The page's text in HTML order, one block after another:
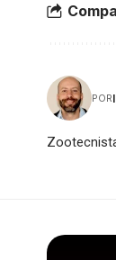
POR